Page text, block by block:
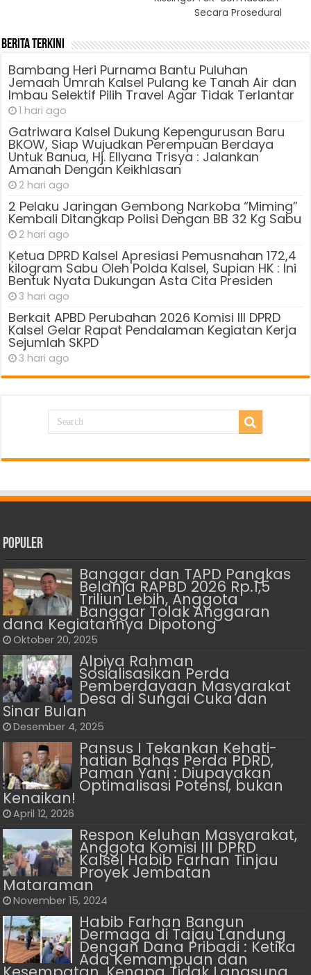
Secara Prosedural
Berita Terkini
Bambang Heri Purnama Bantu Puluhan
Jemaah Umrah Kalsel Pulang ke Tanah Air dan
Imbau Selektif Pilih Travel Agar Tidak Terlantar
1 hari ago
Gatriwara Kalsel Dukung Kepengurusan Baru
BKOW, Siap Wujudkan Perempuan Berdaya
Untuk Banua, Hj. Ellyana Trisya : Jalankan
Amanah Dengan Keikhlasan
2 hari ago
2 Pelaku Jaringan Gembong Narkoba “Miming”
Kembali Ditangkap Polisi Dengan BB 32 Kg Sabu
2 hari ago
Ķetua DPRD Kalsel Apresiasi Pemusnahan 172,4
kilogram Sabu Oleh Polda Kalsel, Supian HK : Ini
Bentuk Nyata Dukungan Asta Cita Presiden
3 hari ago
Berkait APBD Perubahan 2026 Komisi III DPRD
Kalsel Gelar Rapat Pendalaman Kegiatan Kerja
Sejumlah SKPD
3 hari ago
Populer
Banggar dan TAPD Pangkas
Belanja RAPBD 2026 Rp.1,5
Triliun Lebih, Anggota
Banggar Tolak Anggaran
dana Kegiatannya Dipotong
Oktober 20, 2025
Alpiya Rahman
Sosialisasikan Perda
Pemberdayaan Masyarakat
Desa di Sungai Cuka dan
Sinar Bulan
Desember 4, 2025
Pansus I Tekankan Kehati-
hatian Bahas Perda PDRD,
Paman Yani : Diupayakan
Optimalisasi Potensi, bukan
Kenaikan!
April 12, 2026
Respon Keluhan Masyarakat,
Anggota Komisi III DPRD
Kalsel Habib Farhan Tinjau
Proyek Jembatan
Mataraman
November 15, 2024
Habib Farhan Bangun
Dermaga di Tajau Landung
Dengan Dana Pribadi : Ketika
Ada Kemampuan dan